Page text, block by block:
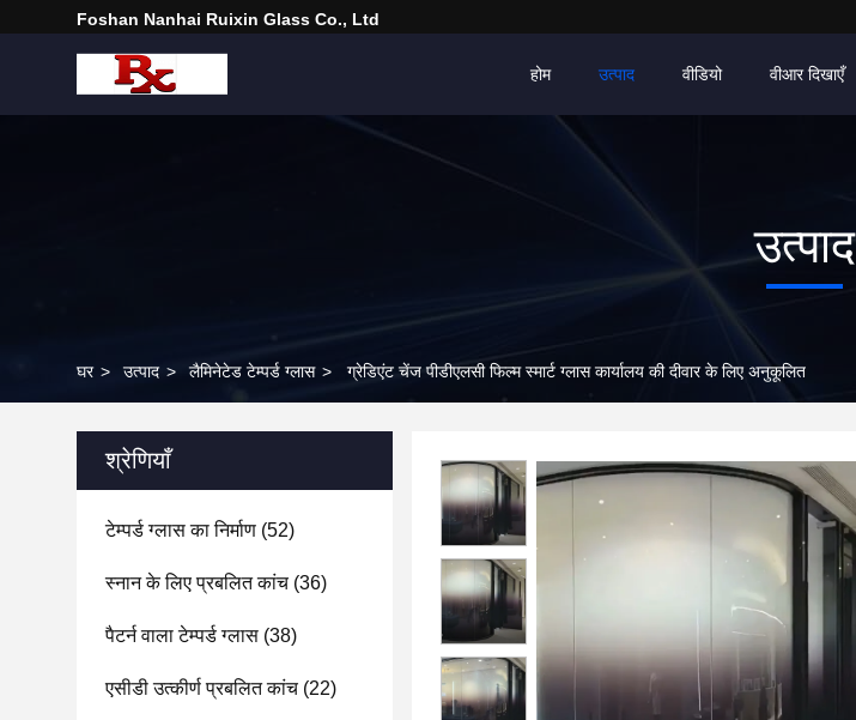
Foshan Nanhai Ruixin Glass Co., Ltd
होम उत्पाद वीडियो वीआर दिखाएँ
उत्पाद
घर > उत्पाद > लैमिनेटेड टेम्पर्ड ग्लास > ग्रेडिएंट चेंज पीडीएलसी फिल्म स्मार्ट ग्लास कार्यालय की दीवार के लिए अनुकूलित
श्रेणियाँ
टेम्पर्ड ग्लास का निर्माण (52)
स्नान के लिए प्रबलित कांच (36)
पैटर्न वाला टेम्पर्ड ग्लास (38)
एसीडी उत्कीर्ण प्रबलित कांच (22)